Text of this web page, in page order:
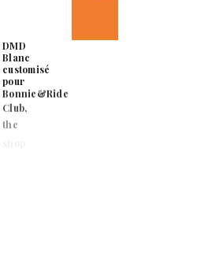
DMD
Blanc
customisé
pour
Bonnie&Ride
Club,
the